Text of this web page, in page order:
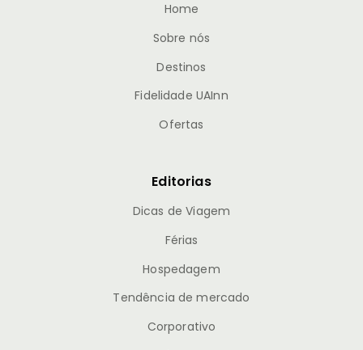
Home
Sobre nós
Destinos
Fidelidade UAInn
Ofertas
Editorias
Dicas de Viagem
Férias
Hospedagem
Tendência de mercado
Corporativo